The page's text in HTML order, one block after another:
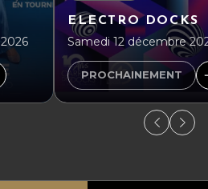
ELECTRO DOCKS
Samedi 12 décembre
PROCHAINEMENT